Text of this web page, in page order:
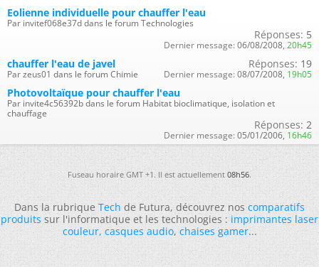
Eolienne individuelle pour chauffer l'eau
Par invitef068e37d dans le forum Technologies
Réponses: 5
Dernier message: 06/08/2008, 20h45
chauffer l'eau de javel
Par zeus01 dans le forum Chimie
Réponses: 19
Dernier message: 08/07/2008, 19h05
Photovoltaïque pour chauffer l'eau
Par invite4c56392b dans le forum Habitat bioclimatique, isolation et
chauffage
Réponses: 2
Dernier message: 05/01/2006, 16h46
Fuseau horaire GMT +1. Il est actuellement08h56.
Dans la rubriqueTechde Futura, découvrez noscomparatifs
produitssur l'informatique et les technologies :imprimantes laser
couleur,casques audio,chaises gamer...